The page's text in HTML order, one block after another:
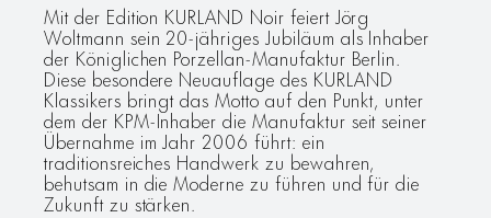
Mit der Edition KURLAND Noir feiert Jörg
Woltmann sein 20-jähriges Jubiläum als Inhaber
der Königlichen Porzellan-Manufaktur Berlin.
Diese besondere Neuauflage des KURLAND
Klassikers bringt das Motto auf den Punkt, unter
dem der KPM-Inhaber die Manufaktur seit seiner
Übernahme im Jahr 2006 führt: ein
traditionsreiches Handwerk zu bewahren,
behutsam in die Moderne zu führen und für die
Zukunft zu stärken.